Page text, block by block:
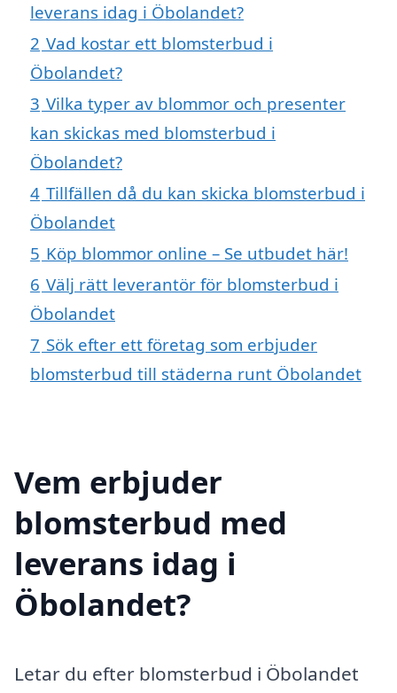
leverans idag i Öbolandet?
2 Vad kostar ett blomsterbud i
Öbolandet?
3 Vilka typer av blommor och presenter
kan skickas med blomsterbud i
Öbolandet?
4 Tillfällen då du kan skicka blomsterbud i
Öbolandet
5 Köp blommor online – Se utbudet här!
6 Välj rätt leverantör för blomsterbud i
Öbolandet
7 Sök efter ett företag som erbjuder
blomsterbud till städerna runt Öbolandet
Vem erbjuder
blomsterbud med
leverans idag i
Öbolandet?
Letar du efter blomsterbud i Öbolandet